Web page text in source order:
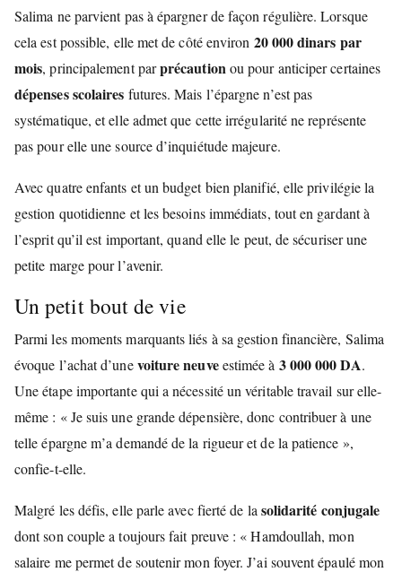
Salima ne parvient pas à épargner de façon régulière. Lorsque
cela est possible, elle met de côté environ 20 000 dinars par
mois, principalement parprécautionou pour anticiper certaines
dépenses scolaires futures. Mais l’épargne n’est pas
systématique, et elle admet que cette irrégularité ne représente
pas pour elle une source d’inquiétude majeure.
Avec quatre enfants et un budget bien planifié, elle privilégie la
gestion quotidienne et les besoins immédiats, tout en gardant à
l’esprit qu’il est important, quand elle le peut, de sécuriser une
petite marge pour l’avenir.
Un petit bout de vie
Parmi les moments marquants liés à sa gestion financière, Salima
évoque l’achat d’unevoiture neuveestimée à 3 000 000 DA.
Une étape importante qui a nécessité un véritable travail sur elle-
même : « Je suis une grande dépensière, donc contribuer à une
telle épargne m’a demandé de la rigueur et de la patience »,
confie-t-elle.
Malgré les défis, elle parle avec fierté de la solidarité conjugale
dont son couple a toujours fait preuve : « Hamdoullah, mon
salaire me permet de soutenir mon foyer. J’ai souvent épaulé mon